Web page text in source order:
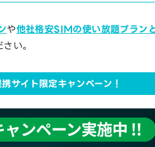
や他社格安SIMの使い放題プラン
い。
サイト限定キャンペーン！